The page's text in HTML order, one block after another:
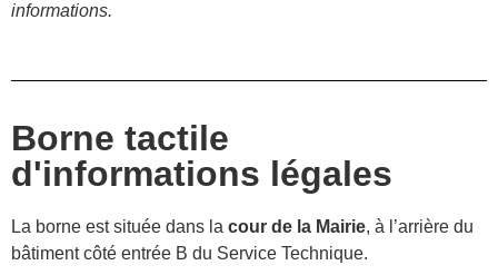
informations.
Borne tactile
d'informations légales
La borne est située dans la cour de la Mairie, à l’arrière du
bâtiment côté entrée B du Service Technique.